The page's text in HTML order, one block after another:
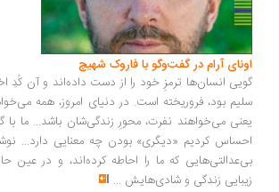
آرام در گفت‌وگو با فاروک شهیچ‭
انسان‌ها ترمزِ خود را از دست داده‌اند و آن کُدِ اخلاقی
بود، فروریخته است. در دنیای امروز، همه می‌خواهند
می‌خواهند نفرت، محورِ زندگی‌شان باشد... ما با
کردیم «دیگری» بودن چه معنایی دارد... نوشتن
که ما را احاطه کرده‌اند، و در عین حال،
زندگی و شادی‌هایش...